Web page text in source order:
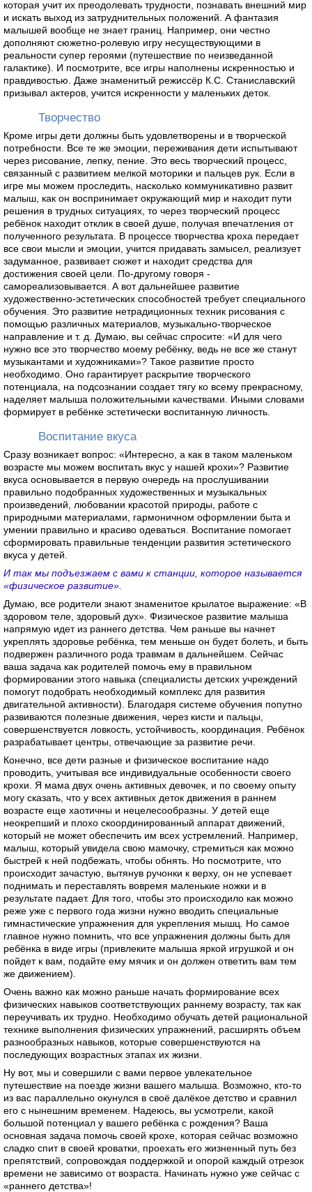
которая учит их преодолевать трудности, познавать внешний мир
и искать выход из затруднительных положений. А фантазия
малышей вообще не знает границ. Например, они честно
дополняют сюжетно-ролевую игру несуществующими в
реальности супер героями (путешествие по неизведанной
галактике). И посмотрите, все игры наполнены искренностью и
правдивостью. Даже знаменитый режиссёр К.С. Станиславский
призывал актеров, учится искренности у маленьких деток.
Творчество
Кроме игры дети должны быть удовлетворены и в творческой
потребности. Все те же эмоции, переживания дети испытывают
через рисование, лепку, пение. Это весь творческий процесс,
связанный с развитием мелкой моторики и пальцев рук. Если в
игре мы можем проследить, насколько коммуникативно развит
малыш, как он воспринимает окружающий мир и находит пути
решения в трудных ситуациях, то через творческий процесс
ребёнок находит отклик в своей душе, получая впечатления от
полученного результата. В процессе творчества кроха передает
все свои мысли и эмоции, учится придавать замысел, реализует
задуманное, развивает сюжет и находит средства для
достижения своей цели. По-другому говоря -
самореализовывается. А вот дальнейшее развитие
художественно-эстетических способностей требует специального
обучения. Это развитие нетрадиционных техник рисования с
помощью различных материалов, музыкально-творческое
направление и т. д. Думаю, вы сейчас спросите: «И для чего
нужно все это творчество моему ребёнку, ведь не все же станут
музыкантами и художниками»? Такое развитие просто
необходимо. Оно гарантирует раскрытие творческого
потенциала, на подсознании создает тягу ко всему прекрасному,
наделяет малыша положительными качествами. Иными словами
формирует в ребёнке эстетически воспитанную личность.
Воспитание вкуса
Сразу возникает вопрос: «Интересно, а как в таком маленьком
возрасте мы можем воспитать вкус у нашей крохи»? Развитие
вкуса основывается в первую очередь на прослушивании
правильно подобранных художественных и музыкальных
произведений, любовании красотой природы, работе с
природными материалами, гармоничном оформлении быта и
умении правильно и красиво одеваться. Воспитание помогает
сформировать правильные тенденции развития эстетического
вкуса у детей.
И так мы подъезжаем с вами к станции, которое называется
«физическое развитие».
Думаю, все родители знают знаменитое крылатое выражение: «В
здоровом теле, здоровый дух». Физическое развитие малыша
напрямую идет из раннего детства. Чем раньше вы начнет
укреплять здоровье ребёнка, тем меньше он будет болеть, и быть
подвержен различного рода травмам в дальнейшем. Сейчас
ваша задача как родителей помочь ему в правильном
формировании этого навыка (специалисты детских учреждений
помогут подобрать необходимый комплекс для развития
двигательной активности). Благодаря системе обучения попутно
развиваются полезные движения, через кисти и пальцы,
совершенствуется ловкость, устойчивость, координация. Ребёнок
разрабатывает центры, отвечающие за развитие речи.
Конечно, все дети разные и физическое воспитание надо
проводить, учитывая все индивидуальные особенности своего
крохи. Я мама двух очень активных девочек, и по своему опыту
могу сказать, что у всех активных деток движения в раннем
возрасте еще хаотичны и нецелесообразны. У детей еще
неокрепший и плохо скоординированный аппарат движений,
который не может обеспечить им всех устремлений. Например,
малыш, который увидела свою мамочку, стремиться как можно
быстрей к ней подбежать, чтобы обнять. Но посмотрите, что
происходит зачастую, вытянув ручонки к верху, он не успевает
поднимать и переставлять вовремя маленькие ножки и в
результате падает. Для того, чтобы это происходило как можно
реже уже с первого года жизни нужно вводить специальные
гимнастические упражнения для укрепления мышц. Но самое
главное нужно помнить, что все упражнения должны быть для
ребёнка в виде игры (привлеките малыша яркой игрушкой и он
пойдет к вам, подайте ему мячик и он должен ответить вам тем
же движением).
Очень важно как можно раньше начать формирование всех
физических навыков соответствующих раннему возрасту, так как
переучивать их трудно. Необходимо обучать детей рациональной
технике выполнения физических упражнений, расширять объем
разнообразных навыков, которые совершенствуются на
последующих возрастных этапах их жизни.
Ну вот, мы и совершили с вами первое увлекательное
путешествие на поезде жизни вашего малыша. Возможно, кто-то
из вас параллельно окунулся в своё далёкое детство и сравнил
его с нынешним временем. Надеюсь, вы усмотрели, какой
большой потенциал у вашего ребёнка с рождения? Ваша
основная задача помочь своей крохе, которая сейчас возможно
сладко спит в своей кроватки, проехать его жизненный путь без
препятствий, сопровождая поддержкой и опорой каждый отрезок
времени не зависимо от возраста. Начинать нужно уже сейчас с
«раннего детства»!